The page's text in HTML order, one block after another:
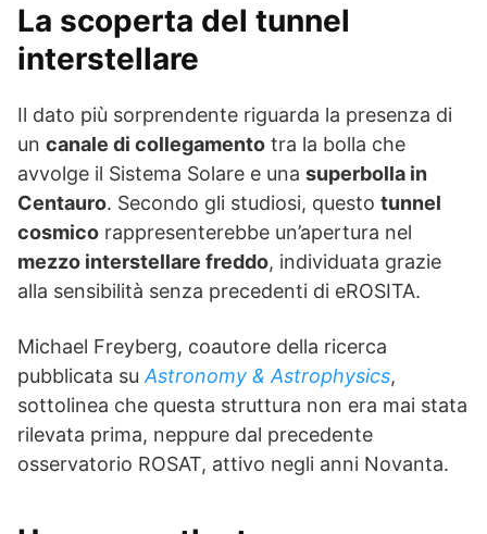
La scoperta del tunnel
interstellare
Il dato più sorprendente riguarda la presenza di
un canale di collegamento tra la bolla che
avvolge il Sistema Solare e una superbolla in
Centauro. Secondo gli studiosi, questo tunnel
cosmico rappresenterebbe un’apertura nel
mezzo interstellare freddo, individuata grazie
alla sensibilità senza precedenti di eROSITA.
Michael Freyberg, coautore della ricerca
pubblicata su Astronomy & Astrophysics,
sottolinea che questa struttura non era mai stata
rilevata prima, neppure dal precedente
osservatorio ROSAT, attivo negli anni Novanta.